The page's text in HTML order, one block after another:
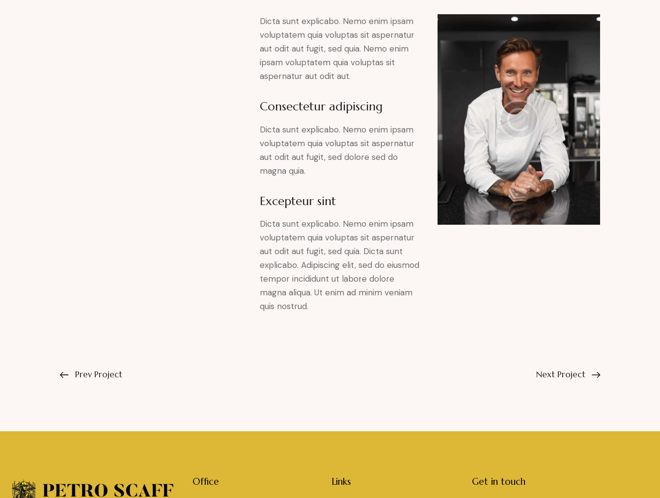
Dicta sunt explicabo. Nemo enim ipsam
voluptatem quia voluptas sit aspernatur
aut odit aut fugit, sed quia. Nemo enim
ipsam voluptatem quia voluptas sit
aspernatur aut odit aut.
Consectetur adipiscing
Dicta sunt explicabo. Nemo enim ipsam
voluptatem quia voluptas sit aspernatur
aut odit aut fugit, sed dolore sed do
magna quia.
Excepteur sint
Dicta sunt explicabo. Nemo enim ipsam
voluptatem quia voluptas sit aspernatur
aut odit aut fugit, sed quia. Dicta sunt
explicabo. Adipiscing elit, sed do eiusmod
tempor incididunt ut labore dolore
magna aliqua. Ut enim ad minim veniam
quis nostrud.
Prev Project Next Project
Office Links Get in touch